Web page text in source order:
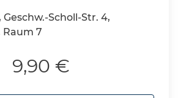
Geschw.-Scholl-Str. 4,
Raum 7
9,90 €